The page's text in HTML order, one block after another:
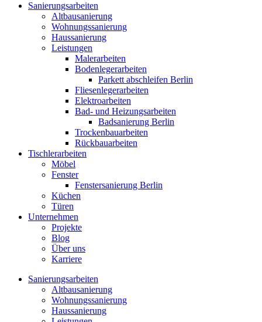
Sanierungsarbeiten
Altbausanierung
Wohnungssanierung
Haussanierung
Leistungen
Malerarbeiten
Bodenlegerarbeiten
Parkett abschleifen Berlin
Fliesenlegerarbeiten
Elektroarbeiten
Bad- und Heizungsarbeiten
Badsanierung Berlin
Trockenbauarbeiten
Rückbauarbeiten
Tischlerarbeiten
Möbel
Fenster
Fenstersanierung Berlin
Küchen
Türen
Unternehmen
Projekte
Blog
Über uns
Karriere
Sanierungsarbeiten
Altbausanierung
Wohnungssanierung
Haussanierung